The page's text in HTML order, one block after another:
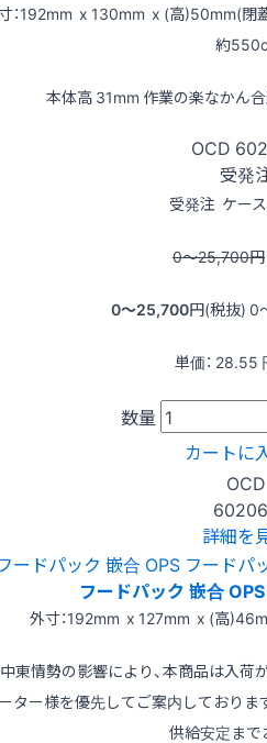
：192mm x 130mm x (高)50mm(閉
約
本体高 31mm 作業の楽なかん
OCD
受発
受発注 ケー
0〜25,700円
0〜25,700円(税抜) 0
単価： 28.55
数量
カートに
OCD
詳細を
フードパック 嵌合
外寸：192mm x 127mm x (高
東情勢の影響により、本商品は入荷
ター様を優先してご案内しておりま
供給安定ま